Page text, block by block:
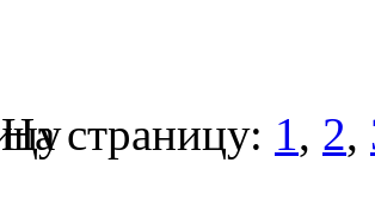
На страницу: 1, 2,